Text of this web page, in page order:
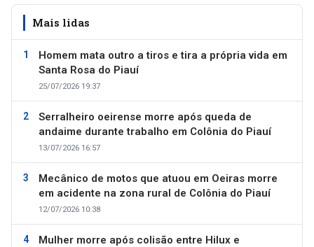
Mais lidas
Homem mata outro a tiros e tira a própria vida em
Santa Rosa do Piauí
25/07/2026 19:37
Serralheiro oeirense morre após queda de
andaime durante trabalho em Colônia do Piauí
13/07/2026 16:57
Mecânico de motos que atuou em Oeiras morre
em acidente na zona rural de Colônia do Piauí
12/07/2026 10:38
Mulher morre após colisão entre Hilux e